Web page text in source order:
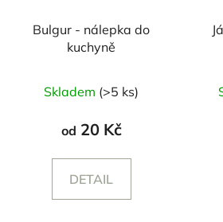
Bulgur - nálepka do
kuchyně
Skladem (>5 ks)
od 20 Kč
DETAIL